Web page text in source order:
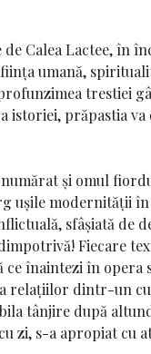
Calea Lactee, în
umană,
trestiei
istoriei, prăpastia va
numărat și omul
ușile modernității
sfâșiată de
Fiecare
înaintezi în opera
relațiilor dintr-un
tânjire după
zi, s-a apropiat cu